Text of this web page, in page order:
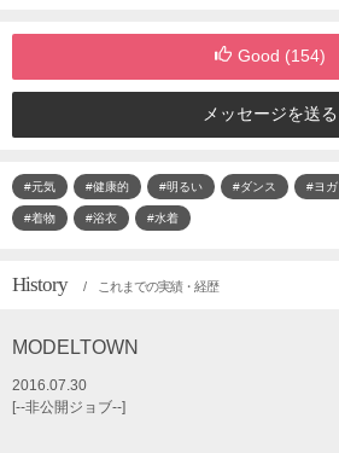
Good (154)
メッセージを送る
#元気 #健康的 #明るい #ダンス #ヨガ
#着物 #浴衣 #水着
History / これまでの実績・経歴
MODELTOWN
2016.07.30
[--非公開ジョブ--]